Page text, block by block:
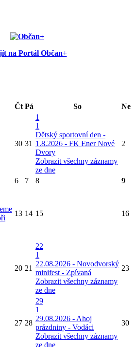
na Portál Občan+
Čt Pá So Ne
30 31
1
1
Dětský sportovní den -
1.8.2026 - FK Ener Nové
Dvory
Zobrazit všechny záznamy
ze dne
2
6 7 8 9
13 14 15 16
20 21
22
1
22.08.2026 - Novodvorský
minifest - Zpívaná
Zobrazit všechny záznamy
ze dne
23
27 28
29
1
29.08.2026 - Ahoj
prázdniny - Vodáci
Zobrazit všechny záznamy
ze dne
30